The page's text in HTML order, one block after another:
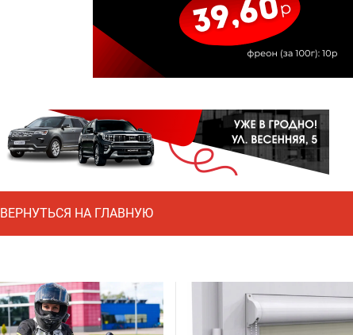
ВЕРНУТЬСЯ НА ГЛАВНУЮ